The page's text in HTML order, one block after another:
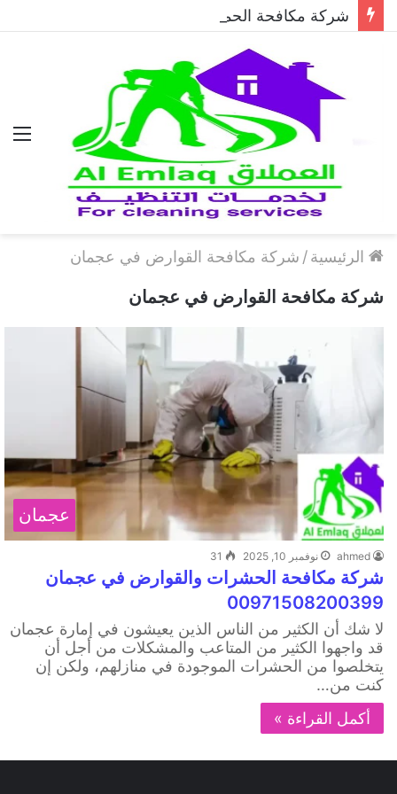
الرئيسية/ شركة مكافحة القوارض في عجمان
شركة مكافحة القوارض في عجمان
عجمان
ahmed نوفمبر 10, 2025 31
شركة مكافحة الحشرات والقوارض في عجمان
00971508200399
لا شك أن الكثير من الناس الذين يعيشون في إمارة عجمان
قد واجهوا الكثير من المتاعب والمشكلات من أجل أن
يتخلصوا من الحشرات الموجودة في منازلهم، ولكن إن
كنت من…
أكمل القراءة »